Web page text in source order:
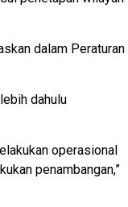
dalam Peraturan
dahulu
operasional
penambangan,”